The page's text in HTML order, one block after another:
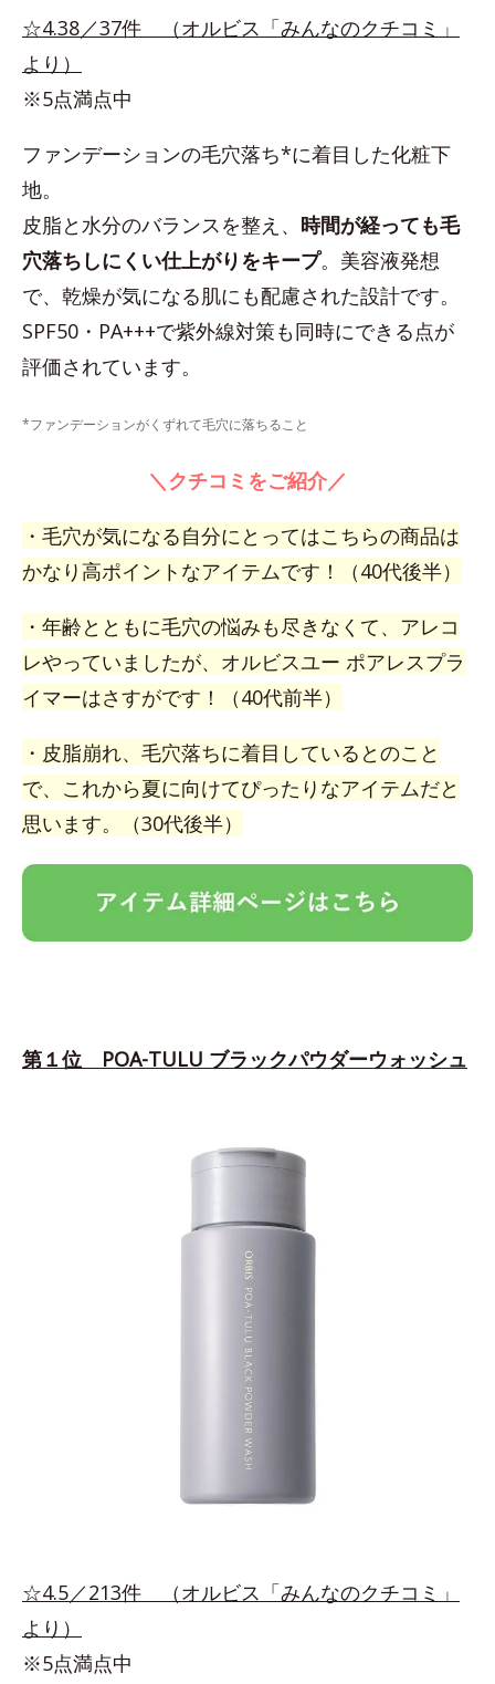
☆4.38／37件 （オルビス「みんなのクチコミ」
より）
※5点満点中
ファンデーションの毛穴落ち*に着目した化粧下
地。
皮脂と水分のバランスを整え、 時間が経っても毛
穴落ちしにくい仕上がりをキープ。美容液発想
で、乾燥が気になる肌にも配慮された設計です。
SPF50・PA+++で紫外線対策も同時にできる点が
評価されています。
*ファンデーションがくずれて毛穴に落ちること
＼クチコミをご紹介／
・毛穴が気になる自分にとってはこちらの商品は
かなり高ポイントなアイテムです！（40代後半）
・年齢とともに毛穴の悩みも尽きなくて、アレコ
レやっていましたが、オルビスユー ポアレスプラ
イマーはさすがです！（40代前半）
・皮脂崩れ、毛穴落ちに着目しているとのこと
で、これから夏に向けてぴったりなアイテムだと
思います。（30代後半）
第１位 POA-TULU ブラックパウダーウォッシュ
☆4.5／213件 （オルビス「みんなのクチコミ」
より）
※5点満点中